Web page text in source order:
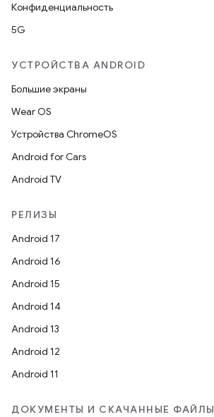
Конфиденциальность
5G
УСТРОЙСТВА ANDROID
Большие экраны
Wear OS
Устройства ChromeOS
Android for Cars
Android TV
РЕЛИЗЫ
Android 17
Android 16
Android 15
Android 14
Android 13
Android 12
Android 11
ДОКУМЕНТЫ И СКАЧАННЫЕ ФАЙЛЫ